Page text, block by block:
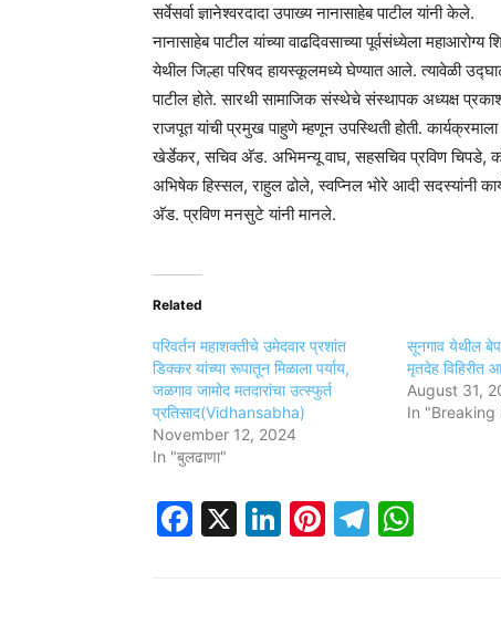
सर्वेसर्वा ज्ञानेश्‍वरदादा उपाख्य नानासाहेब पाटील यांनी केले.
नानासाहेब पाटील यांच्या वाढदिवसाच्या पूर्वसंध्येला
येथील जिल्हा परिषद हायस्कूलमध्ये घेण्यात आले. त्यावेळी
पाटील होते. सारथी सामाजिक संस्थेचे संस्थापक अध्यक्ष
राजपूत यांची प्रमुख पाहुणे म्हणून उपस्थिती होती.
खेर्डेकर, सचिव अ‍ॅड. अभिमन्यू वाघ, सहसचिव प्रविण चिपडे,
अभिषेक हिस्सल, राहुल ढोले, स्वप्निल भोरे आदी सदस्यांनी
अ‍ॅड. प्रविण मनसुटे यांनी मानले.
Related
परिवर्तन महाशक्तीचे उमेदवार प्रशांत
डिक्कर यांच्या रूपातून मिळाला पर्याय,
जळगाव जामोद मतदारांचा उत्स्फुर्त
प्रतिसाद(Vidhansabha)
November 12, 2024
In "बुलढाणा"
सूनगाव येथील
मृतदेह विहिरीत
August 31,
In "Breaking
Facebook
X LinkedIn
Pinterest